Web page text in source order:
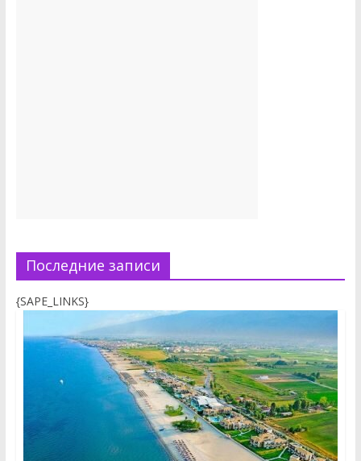
Последние записи
{SAPE_LINKS}